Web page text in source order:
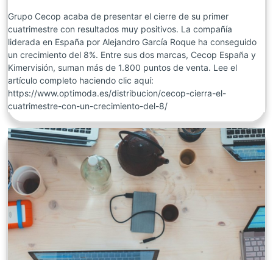
Grupo Cecop acaba de presentar el cierre de su primer
cuatrimestre con resultados muy positivos. La compañía
liderada en España por Alejandro García Roque ha conseguido
un crecimiento del 8%. Entre sus dos marcas, Cecop España y
Kimervisión, suman más de 1.800 puntos de venta. Lee el
artículo completo haciendo clic aquí:
https://www.optimoda.es/distribucion/cecop-cierra-el-
cuatrimestre-con-un-crecimiento-del-8/